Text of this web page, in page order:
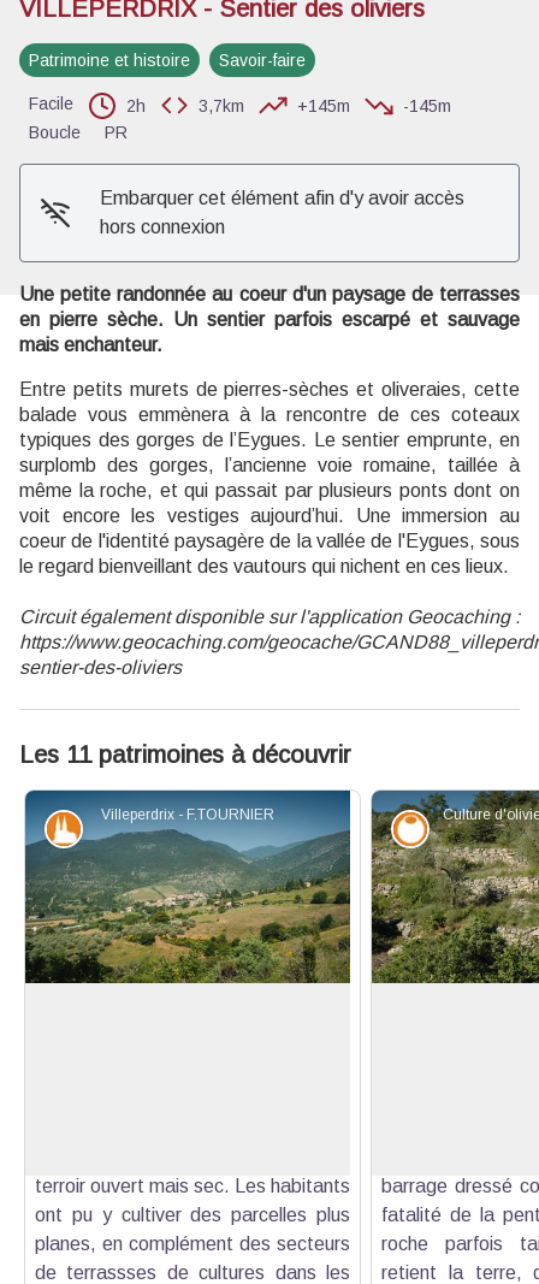
Voir l'image en plein écran
VILLEPERDRIX - Sentier des oliviers
Patrimoine et histoire Savoir-faire
Facile 2h 3,7km +145m
-145m
Boucle
PR
Embarquer cet élément afin d'y avoir accès
hors connexion
Une petite randonnée au coeur d'un paysage de terrasses
en pierre sèche. Un sentier parfois escarpé et sauvage
mais enchanteur.
Entre petits murets de pierres-sèches et oliveraies, cette
balade vous emmènera à la rencontre de ces coteaux
typiques des gorges de l’Eygues. Le sentier emprunte, en
surplomb des gorges, l’ancienne voie romaine, taillée à
même la roche, et qui passait par plusieurs ponts dont on
voit encore les vestiges aujourd’hui. Une immersion au
coeur de l'identité paysagère de la vallée de l'Eygues, sous
le regard bienveillant des vautours qui nichent en ces lieux.
Circuit également disponible sur l'application Geocaching :
https://www.geocaching.com/geocache/
sentier-des-oliviers
Les 11 patrimoines à découvrir
Villeperdrix - F.TOURNIER
Patrimoine et histoire
terroir ouvert mais sec. Les habitants
ont pu y cultiver des parcelles plus
planes, en complément des secteurs
de terrassses de cultures dans les
Savoir-faire
barrage dressé
fatalité de la
roche parfois
retient la terre,